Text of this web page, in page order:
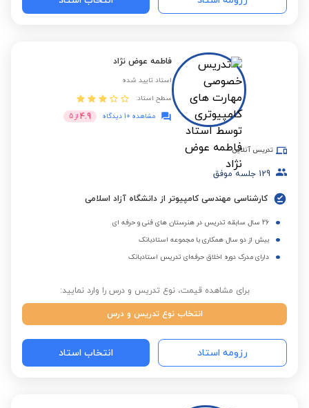
فاطمه عوض نژاد
استاد تایید شده
سطح استاد:
مشاهده 10 دیدگاه
4.9 از 5
تدریس آنلاین
129 جلسه موفق
کارشناسی مهندسی کامپیوتر از دانشگاه آزاد اسلامی
26 سال سابقه تدریس در هنرستان های فنی و حرفه ای
بیش از دو سال همکاری با مجموعه استادبانک
دارای مدرک دوره اخلاق حرفه‌ای تدریس استادبانک
برای مشاهده قیمت، نوع تدریس و درس را وارد نمایید:
انتخاب نوع تدریس و درس
رزومه استاد انتخاب استاد